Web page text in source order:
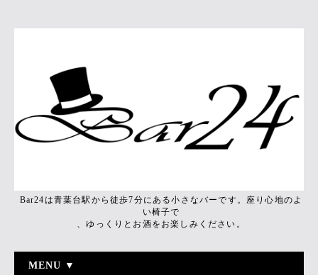
Bar24は青葉台駅から徒歩7分にある小さなバーです。座り心地のよ
い椅子で
、ゆっくりとお酒をお楽しみください。
MENU ▼